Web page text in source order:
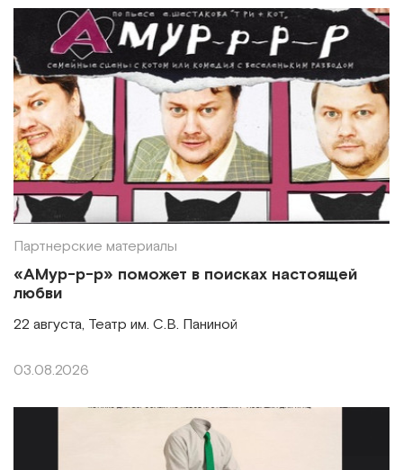
Партнерские материалы
«АМур-р-р» поможет в поисках настоящей
любви
22 августа, Театр им. С.В. Паниной
03.08.2026